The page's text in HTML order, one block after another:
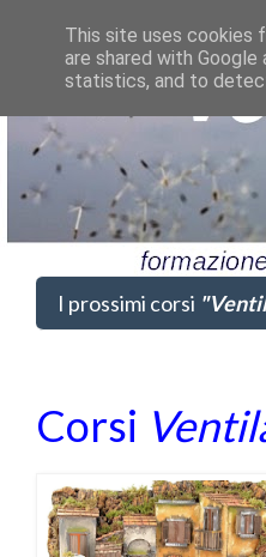
I prossimi corsi
Corsi
This site uses cookies
are shared with
statistics, and to